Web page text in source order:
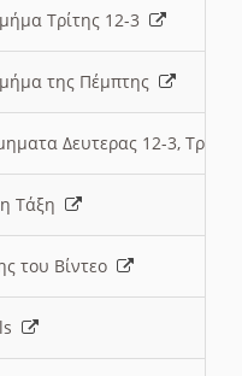
Τρίτης 12-3
της Πέμπτης
Δευτερας 12-3,
Τάξη
του Βίντεο